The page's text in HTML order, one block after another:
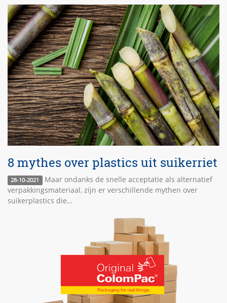
8 mythes over plastics uit suikerriet
28-10-2021
Maar ondanks de snelle acceptatie als alternatief
verpakkingsmateriaal, zijn er verschillende mythen over
suikerplastics die…